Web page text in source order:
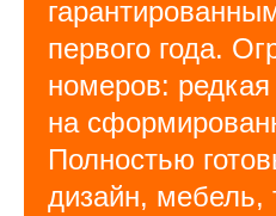
первого года.
номеров:
на
Полностью
дизайн, мебель,